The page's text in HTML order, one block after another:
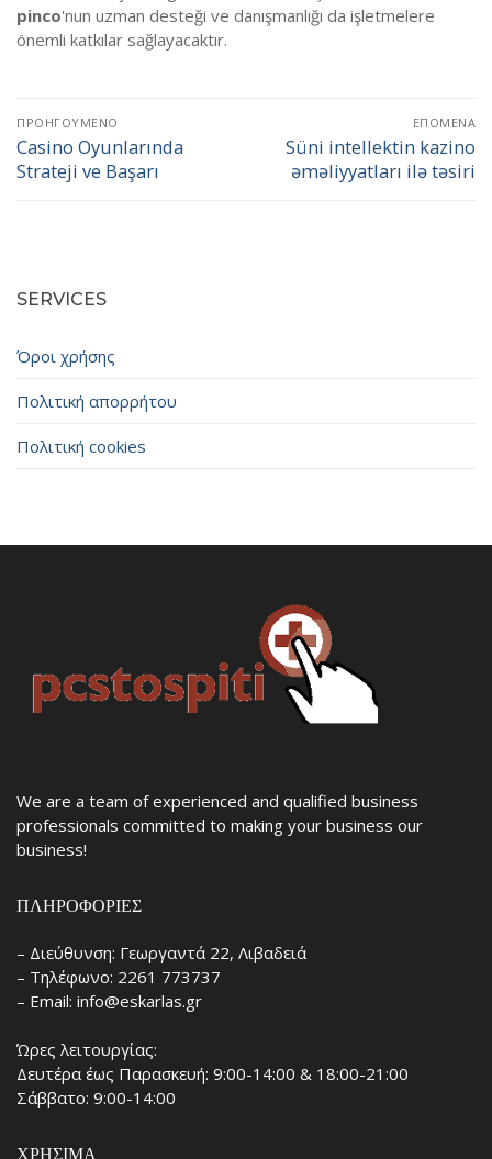
pinco'nun uzman desteği ve danışmanlığı da işletmelere
önemli katkılar sağlayacaktır.
Πλοήγηση
άρθρων
ΠΡΟΗΓΟΎΜΕΝΟ
Προηγούμενο
άρθρο:
Casino Oyunlarında
Strateji ve Başarı
ΕΠΌΜΕΝΑ
Επόμενο
άρθρο:
Süni intellektin kazino
əməliyyatları ilə təsiri
SERVICES
Όροι χρήσης
Πολιτική απορρήτου
Πολιτική cookies
We are a team of experienced and qualified business
professionals committed to making your business our
business!
ΠΛΗΡΟΦΟΡΊΕΣ
– Διεύθυνση: Γεωργαντά 22, Λιβαδειά
– Τηλέφωνο: 2261 773737
– Email: info@eskarlas.gr
Ώρες λειτουργίας:
Δευτέρα έως Παρασκευή: 9:00-14:00 & 18:00-21:00
Σάββατο: 9:00-14:00
ΧΡΉΣΙΜΑ